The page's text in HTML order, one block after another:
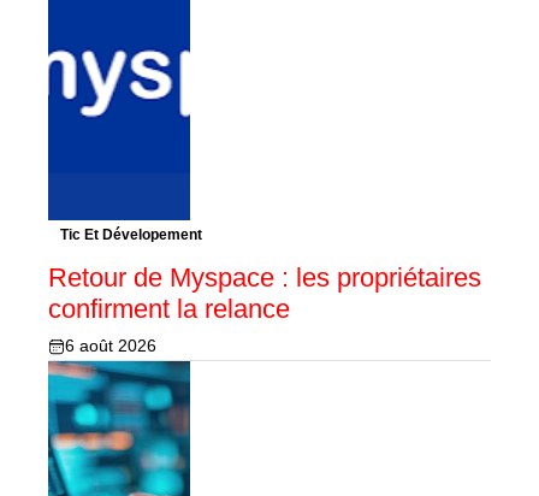
Tic Et Dévelopement
Retour de Myspace : les propriétaires
confirment la relance
6 août 2026